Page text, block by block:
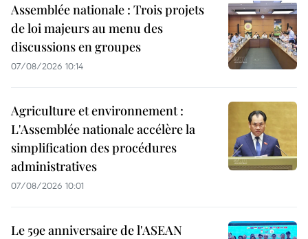
Assemblée nationale : Trois projets
de loi majeurs au menu des
discussions en groupes
07/08/2026 10:14
Agriculture et environnement :
L'Assemblée nationale accélère la
simplification des procédures
administratives
07/08/2026 10:01
Le 59e anniversaire de l'ASEAN